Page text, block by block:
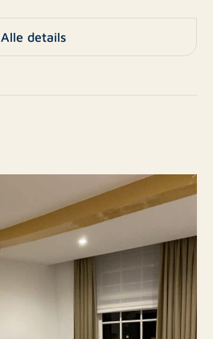
Appartement, Studio,
Appartement
1
45 m²
Nee
Alle details